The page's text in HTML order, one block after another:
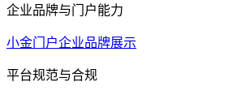
企业品牌与门户能力
小金门户企业品牌展示
平台规范与合规